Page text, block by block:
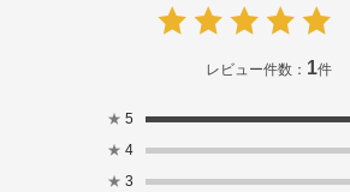
レビュー件数： 1件
★ 5
★ 4
★ 3